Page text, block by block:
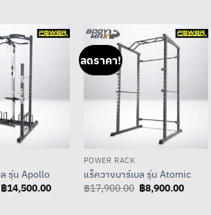
฿7,900.00
รุ่น Apollo
Original
price
฿14,500.00Current
ลดราคา!
POWER RACK
แร็ควางบาร์เบล รุ่น Atomic
฿17,900.00 Original
price
฿8,900.00Current